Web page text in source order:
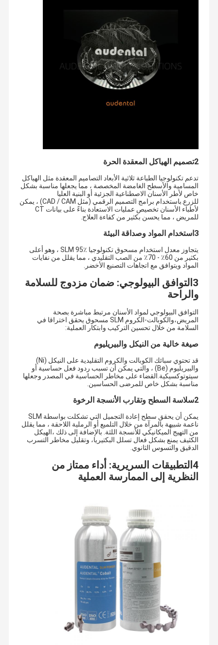
قرص شمع الأسنان
قرص الأسنان التيتانيوم
كتلة الكروم الكوبالت
2تصميم الهياكل المعقدة الحرة
تدعم تكنولوجيا الطباعة ثلاثية الأبعاد التصاميم المعقدة مثل الهياكل
المسامية والأسطح الغامضة المخصصة ، مما يجعلها مناسبة بشكل
خاص لأطر الأسنان الاصطناعية الجزئية أو البنية العليا
للزرع.باستخدام برامج التصميم الرقمي (مثل CAD / CAM) ، يمكن
لأطباء الأسنان تخصيص عمليات الاستعادة بناءً على بيانات CT
للمريض ، مما يحسن بكثير من كفاءة العلاج.
3استخدام المواد وصداقة البيئة
يتجاوز معدل استخدام مسحوق تكنولوجيا SLM 95٪ ، وهو أعلى
بكثير من 60٪ - 70٪ من الصب التقليدي ، مما يقلل من نفايات
المواد ويتوافق مع اتجاهات التصنيع الأخضر.
3التوافق البيولوجي: ضمان مزدوج للسلامة
والراحة
التوافق البيولوجي لمواد الأسنان مرتبط مباشرة بصحة
المريض،والكوبالت-الكروم SLM مسحوق يحقق اختراقا في
السلامة من خلال تحسين التركيب وابتكار العملية:
صيغة خالية من النيكل والبيريليوم
قد تحتوي سبائك الكوبالت والكروم التقليدية على النيكل (Ni)
والبيريليوم (Be) ، والتي يمكن أن تسبب ردود فعل حساسية أو
سيتوتوكسيكية.القضاء على مخاطر الحساسية في المصدر وجعلها
مناسبة بشكل خاص للمرضى الحساسين.
2سلاسة السطح وتقارب الأنسجة الرخوة
يمكن أن يحقق سطح إعادة التجميل التي تشكلت بواسطة SLM
ناعمة شبيهة بالمرآة من خلال التلميع أو الرملية اللاحقة ، مما يقلل
من التهيج الميكانيكي للأنسجة اللثة. بالإضافة إلى ذلك ،الهيكل
الكثيف يمنع بشكل فعال تسلل البكتيريا، وتقليل مخاطر التسرب
الدقيق والتسوس الثانوي.
4التطبيقات السريرية: أداء ممتاز من
النظرية إلى الممارسة العملية